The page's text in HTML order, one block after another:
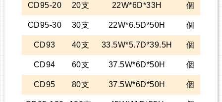
CD95-20 20支 22W*6D*33H 個
CD95-30 30支 22W*6.5D*50H 個
CD93 40支 33.5W*5.7D*39.5H 個
CD94 60支 37.5W*6D*50H 個
CD95 80支 37.5W*6D*50H 個